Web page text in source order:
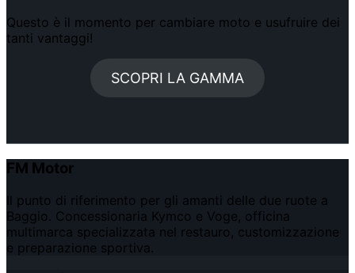
Questo è il momento per cambiare moto e usufruire dei
tanti vantaggi!
SCOPRI LA GAMMA
FM Motor
Il punto di riferimento per gli amanti delle due ruote a
Baggio. Concessionaria Kymco e Voge, officina
multimarca specializzata nel restauro, customizzazione
e preparazione sportiva.